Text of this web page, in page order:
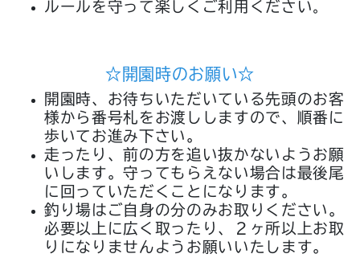
ルールを守って楽しくご利用ください。
☆開園時のお願い☆
開園時、お待ちいただいている先頭のお客
様から番号札をお渡ししますので、順番に
歩いてお進み下さい。
走ったり、前の方を追い抜かないようお願
いします。守ってもらえない場合は最後尾
に回っていただくことになります。
釣り場はご自身の分のみお取りください。
必要以上に広く取ったり、２ヶ所以上お取
りになりませんようお願いいたします。